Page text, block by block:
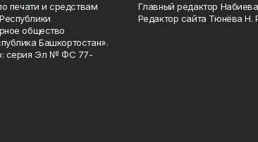
печати и средствам
общество
Башкортостан».
серия Эл № ФС 77-
Главный редактор Набиева
Редактор сайта Тюнёва Н.